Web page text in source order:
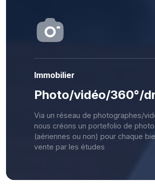
Immobilier
Photo/vidéo/360°/
Via un réseau de photographes/
nous créons un portefolio de
(aériennes ou non) pour chaque
vente par les études